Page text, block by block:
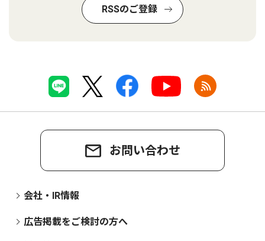
RSSのご登録
お問い合わせ
会社・IR情報
広告掲載をご検討の方へ